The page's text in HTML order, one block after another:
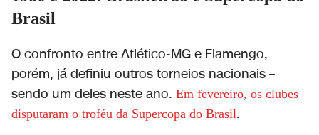
Brasil
O confronto entre Atlético-MG e Flamengo,
porém, já definiu outros torneios nacionais –
sendo um deles neste ano. Em fevereiro, os clubes
disputaram o troféu da Supercopa do Brasil.